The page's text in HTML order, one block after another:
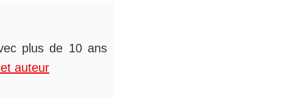
plus de 10 ans
auteur